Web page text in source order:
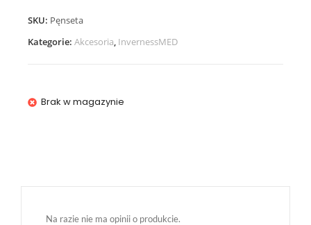
SKU: Pęnseta
Kategorie: Akcesoria, InvernessMED
Brak w magazynie
Na razie nie ma opinii o produkcie.